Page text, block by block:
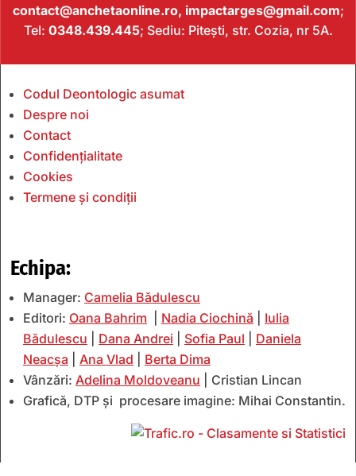
contact@anchetaonline.ro, impactarges@gmail.com;
Tel: 0348.439.445; Sediu: Pitești, str. Cozia, nr 5A.
Codul Deontologic asumat
Despre noi
Contact
Confidențialitate
Cookies
Termene și condiții
Echipa:
Manager: Camelia Bădulescu
Editori: Oana Bahrim Nadia Ciochină
Iulia
Bădulescu
Dana Andrei Sofia Paul
Daniela
Neacșa
Ana Vlad
Berta Dima
Vânzări: Adelina Moldoveanu | Cristian Lincan
Grafică, DTP și procesare imagine: Mihai Constantin.